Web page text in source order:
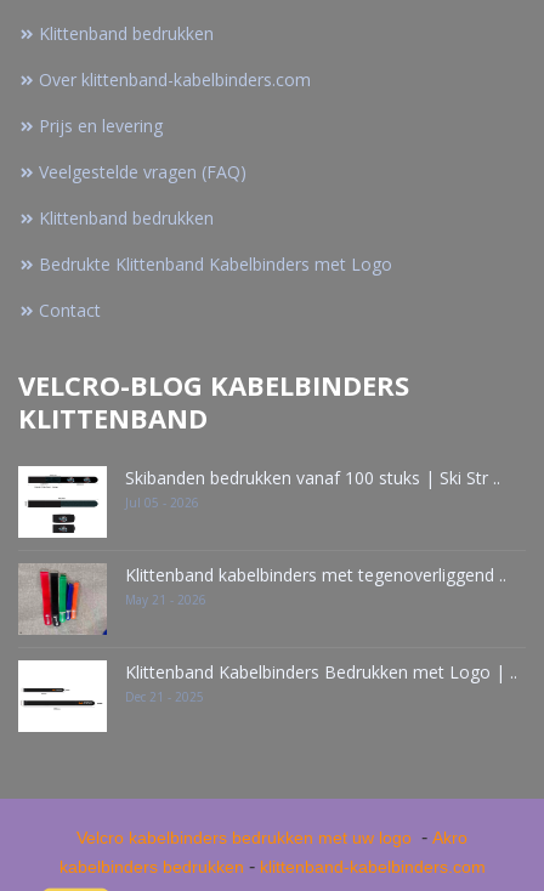
Klittenband bedrukken
Over klittenband-kabelbinders.com
Prijs en levering
Veelgestelde vragen (FAQ)
Klittenband bedrukken
Bedrukte Klittenband Kabelbinders met Logo
Contact
VELCRO-BLOG KABELBINDERS
KLITTENBAND
Skibanden bedrukken vanaf 100 stuks | Ski Str ..
Jul 05 - 2026
Klittenband kabelbinders met tegenoverliggend ..
May 21 - 2026
Klittenband Kabelbinders Bedrukken met Logo | ..
Dec 21 - 2025
Velcro kabelbinders bedrukken met uw logo - Akro
kabelbinders bedrukken - klittenband-kabelbinders.com